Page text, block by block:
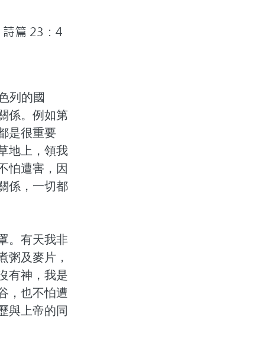
篇 23：4
列的國
係。例如第
是很重要
地上，領我
怕遭害，因
係，一切都
。有天我非
粥及麥片，
有神，我是
，也不怕遭
與上帝的同